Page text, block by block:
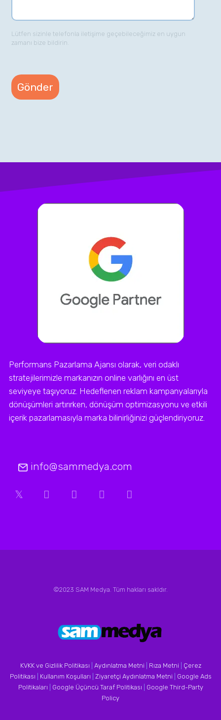
Lütfen sizinle telefonla iletişime geçebileceğimiz en uygun
zamanı bize bildirin.
Performans Pazarlama Ajansı olarak, veri odaklı
stratejilerimizle markanızın online varlığını en üst
seviyeye taşıyoruz. Hedeflenen reklam kampanyalarıyla
dönüşümleri artırırken, dönüşüm optimizasyonu ve etkili
içerik pazarlamasıyla marka bilinirliğinizi güçlendiriyoruz.
info@sammedya.com
©2023 SAM Medya. Tüm hakları sakldır.
KVKK ve Gizlilik Politikası Aydınlatma Metni Rıza Metni
Çerez
Politikası
Kullanım Koşulları Ziyaretçi Aydınlatma Metni
Google Ads
Politikaları
Google Üçüncü Taraf Politikası
Google Third-Party
Policy